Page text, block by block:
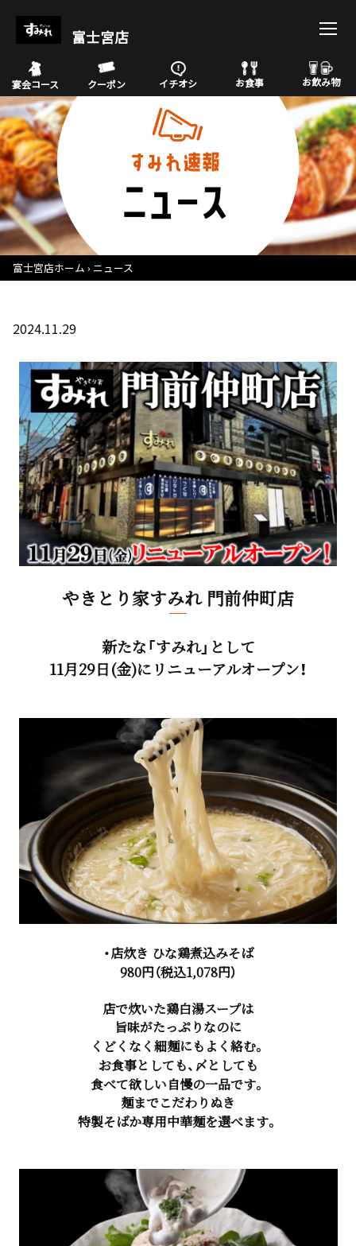
富士宮店
宴会コース クーポン イチオシ お食事 お飲み物
富士宮店ホーム ニュース
2024.11.29
やきとり家すみれ 門前仲町店
新たな「すみれ」として
11月29日(金)にリニューアルオープン！
・店炊き ひな鶏煮込みそば
980円（税込1,078円）
店で炊いた鶏白湯スープは
旨味がたっぷりなのに
くどくなく細麺にもよく絡む。
お食事としても、〆としても
食べて欲しい自慢の一品です。
麺までこだわりぬき
特製そばか専用中華麺を選べます。